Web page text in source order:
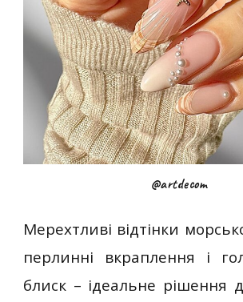
@artdecom
Мерехтливі відтінки
перлинні вкраплення і
блиск – ідеальне рішення